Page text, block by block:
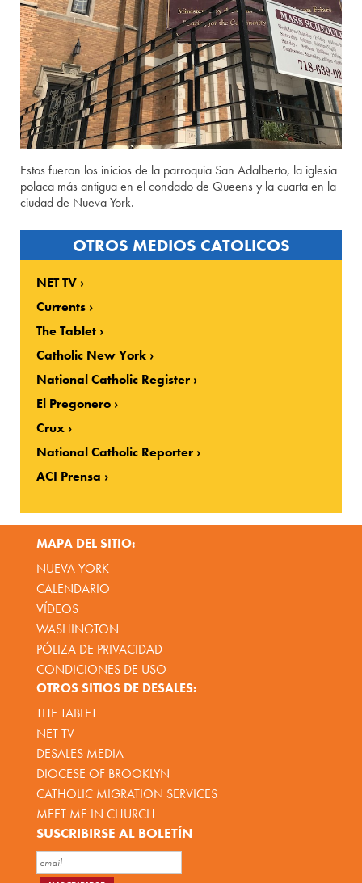
Estos fueron los inicios de la parroquia San Adalberto, la iglesia
polaca más antigua en el condado de Queens y la cuarta en la
ciudad de Nueva York.
OTROS MEDIOS CATOLICOS
NET TV
Currents
The Tablet
Catholic New York
National Catholic Register
El Pregonero
Crux
National Catholic Reporter
ACI Prensa
MAPA DEL SITIO:
NUEVA YORK
CALENDARIO
VÍDEOS
WASHINGTON
PÓLIZA DE PRIVACIDAD
CONDICIONES DE USO
OTROS SITIOS DE DESALES:
THE TABLET
NET TV
DESALES MEDIA
DIOCESE OF BROOKLYN
CATHOLIC MIGRATION SERVICES
MEET ME IN CHURCH
SUSCRIBIRSE AL BOLETÍN